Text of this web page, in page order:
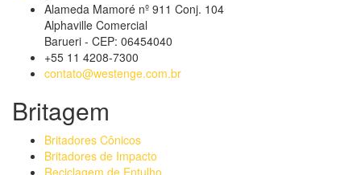
Alameda Mamoré nº 911 Conj. 104
Alphaville Comercial
Barueri - CEP: 06454040
+55 11 4208-7300
contato@westenge.com.br
Britagem
Britadores Cônicos
Britadores de Impacto